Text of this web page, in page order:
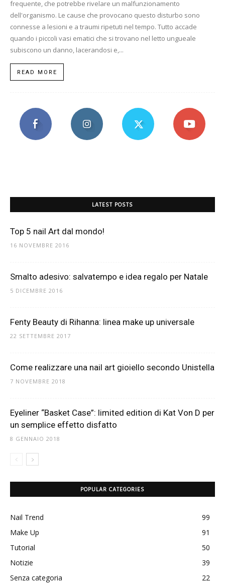
frequente, che potrebbe rivelare un malfunzionamento
dell'organismo. Le cause che provocano questo disturbo sono
connesse a lesioni e a traumi ripetuti nel tempo. Tutto accade
quando i piccoli vasi ematici che si trovano nel letto ungueale
subiscono un danno, lacerandosi e,...
READ MORE
LATEST POSTS
Top 5 nail Art dal mondo!
16 NOVEMBRE 2016
Smalto adesivo: salvatempo e idea regalo per Natale
5 DICEMBRE 2016
Fenty Beauty di Rihanna: linea make up universale
22 SETTEMBRE 2017
Come realizzare una nail art gioiello secondo Unistella
7 NOVEMBRE 2018
Eyeliner “Basket Case”: limited edition di Kat Von D per
un semplice effetto disfatto
8 GENNAIO 2018
POPULAR CATEGORIES
Nail Trend
99
Make Up
91
Tutorial
50
Notizie
39
Senza categoria
22